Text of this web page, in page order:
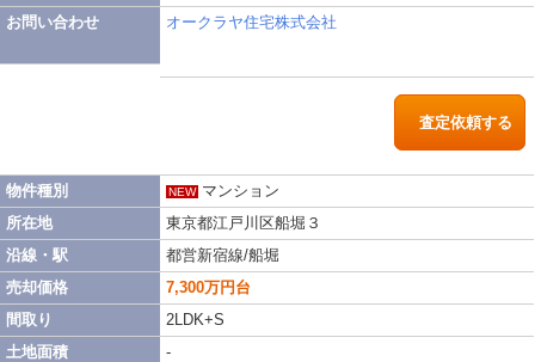
お問い合わせ
オークラヤ住宅株式会社
査定依頼する
物件種別
所在地
沿線・駅
売却価格
間取り
土地面積
NEW マンション
東京都江戸川区船堀３
都営新宿線/船堀
7,300万円台
2LDK+S
-